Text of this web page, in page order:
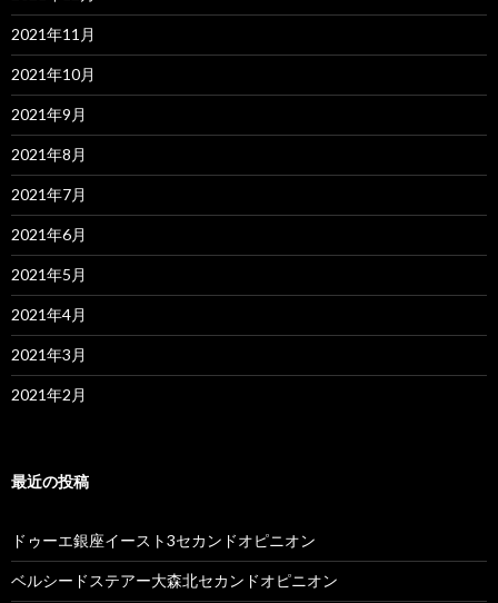
2021年11月
2021年10月
2021年9月
2021年8月
2021年7月
2021年6月
2021年5月
2021年4月
2021年3月
2021年2月
最近の投稿
ドゥーエ銀座イースト3セカンドオピニオン
ベルシードステアー大森北セカンドオピニオン